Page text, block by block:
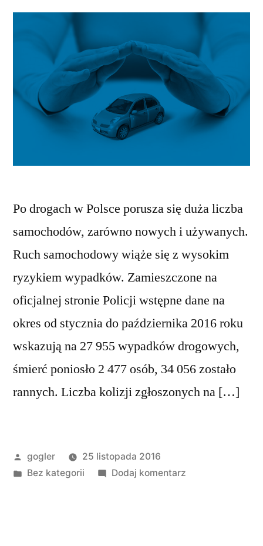
Po drogach w Polsce porusza się duża liczba
samochodów, zarówno nowych i używanych.
Ruch samochodowy wiąże się z wysokim
ryzykiem wypadków. Zamieszczone na
oficjalnej stronie Policji wstępne dane na
okres od stycznia do października 2016 roku
wskazują na 27 955 wypadków drogowych,
śmierć poniosło 2 477 osób, 34 056 zostało
rannych. Liczba kolizji zgłoszonych na […]
gogler
25 listopada 2016
Bez kategorii
Dodaj komentarz